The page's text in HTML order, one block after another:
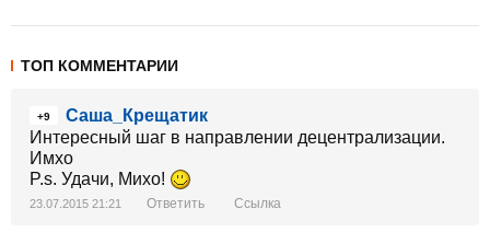
ТОП КОММЕНТАРИИ
+9
Саша_Крещатик
Интересный шаг в направлении децентрализации.
Имхо
P.s. Удачи, Михо!
23.07.2015 21:21 Ответить Ссылка